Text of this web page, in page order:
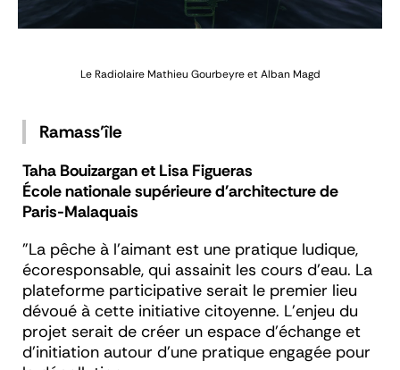
Le Radiolaire Mathieu Gourbeyre et Alban Magd
Ramass’île
Taha Bouizargan et Lisa Figueras
École nationale supérieure d'architecture de
Paris-Malaquais
"La pêche à l’aimant est une pratique ludique,
écoresponsable, qui assainit les cours d’eau. La
plateforme participative serait le premier lieu
dévoué à cette initiative citoyenne. L’enjeu du
projet serait de créer un espace d’échange et
d’initiation autour d’une pratique engagée pour